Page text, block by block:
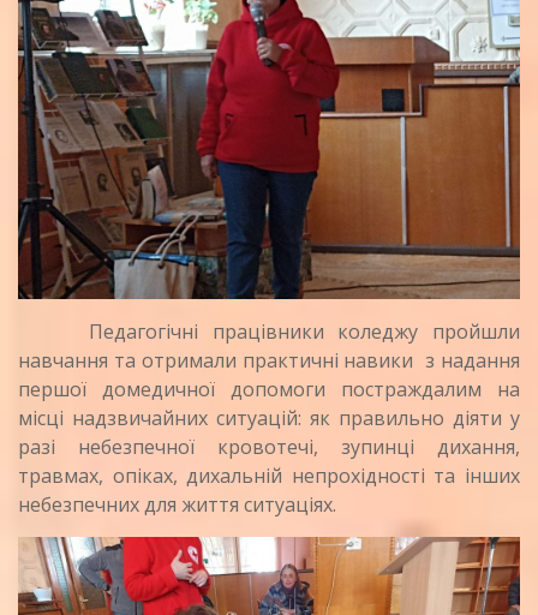
Педагогічні працівники коледжу пройшли
навчання та отримали практичні навики з надання
першої домедичної допомоги постраждалим на
місці надзвичайних ситуацій: як правильно діяти у
разі небезпечної кровотечі, зупинці дихання,
травмах, опіках, дихальній непрохідності та інших
небезпечних для життя ситуаціях.